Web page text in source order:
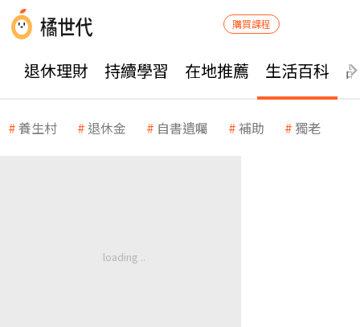
購買課程
退休理財 持續學習 在地推薦 生活百科
養生村 退休金 自書遺囑 補助 獨老